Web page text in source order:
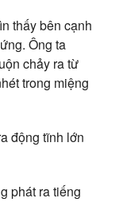
thấy bên cạnh
Ông ta
chảy ra từ
trong miệng
động tĩnh lớn
phát ra tiếng